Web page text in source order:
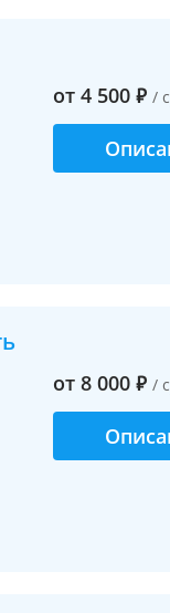
от 4 500 ₽ /
от 8 000 ₽ /